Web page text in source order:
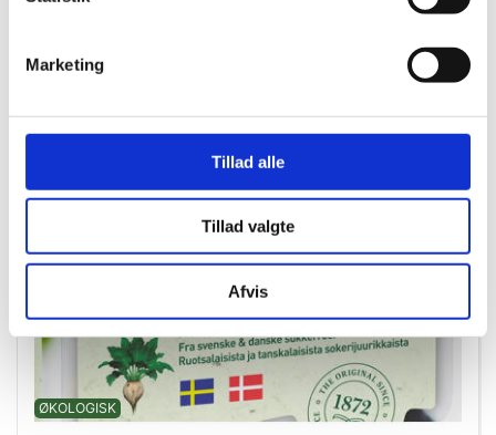
Marketing
Tillad alle
Tillad valgte
Afvis
ØKOLOGISK